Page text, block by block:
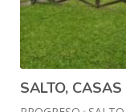
SALTO, CASAS